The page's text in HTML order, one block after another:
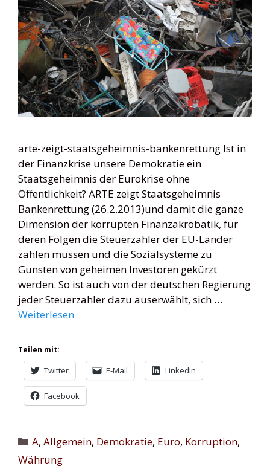
arte-zeigt-staatsgeheimnis-bankenrettung Ist in
der Finanzkrise unsere Demokratie ein
Staatsgeheimnis der Eurokrise ohne
Öffentlichkeit? ARTE zeigt Staatsgeheimnis
Bankenrettung (26.2.2013)und damit die ganze
Dimension der korrupten Finanzakrobatik, für
deren Folgen die Steuerzahler der EU-Länder
zahlen müssen und die Sozialsysteme zu
Gunsten von geheimen Investoren gekürzt
werden. So ist auch von der deutschen Regierung
jeder Steuerzahler dazu auserwählt, sich …
Weiterlesen
Teilen mit:
Twitter E-Mail LinkedIn
Facebook
Kategorien
A,Allgemein, Demokratie, Euro, Korruption,
Währung